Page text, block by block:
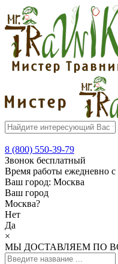
8 (800) 550-39-79
Звонок бесплатный
Время работы ежедневно
Ваш город: Москва
Ваш город
Москва?
Нет
Да
×
МЫ ДОСТАВЛЯЕМ ПО